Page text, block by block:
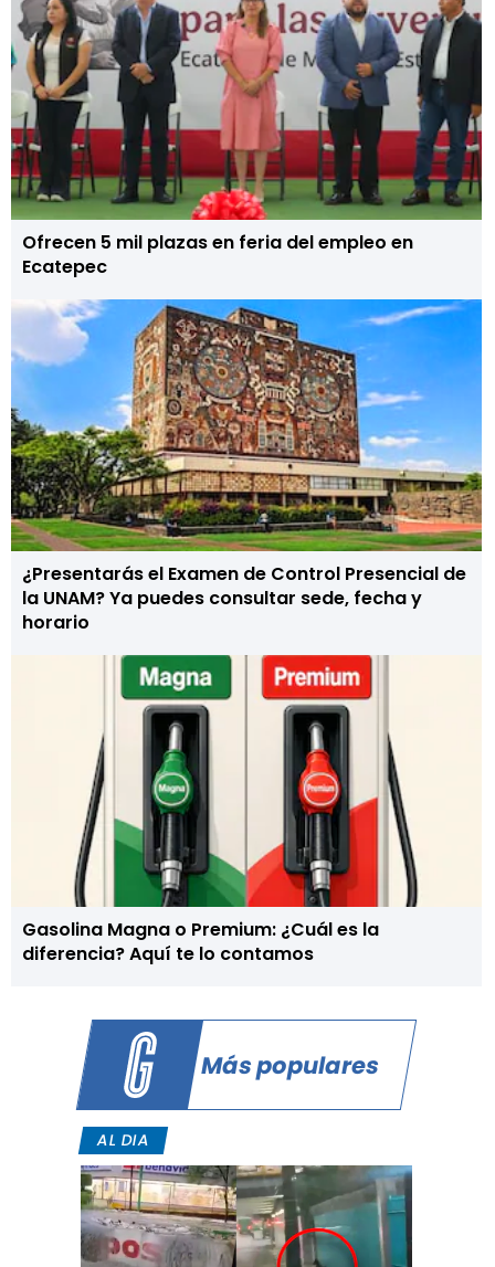
Ofrecen 5 mil plazas en feria del empleo en
Ecatepec
¿Presentarás el Examen de Control Presencial de
la UNAM? Ya puedes consultar sede, fecha y
horario
Gasolina Magna o Premium: ¿Cuál es la
diferencia? Aquí te lo contamos
Más populares
AL DIA